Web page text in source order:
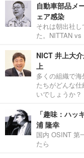
自動車部品メ
ェア感染
それは朝出社
た。NITTAN
NICT 井上大
上
多くの組織で
たちがどんな
いでしょうか？
「趣味：ハ
浦 隆幸
国内 OSINT 第
たら